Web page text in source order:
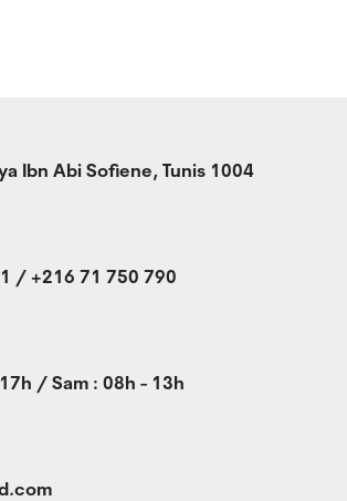
Ibn Abi Sofiene, Tunis 1004
/ +216 71 750 790
/ Sam : 08h - 13h